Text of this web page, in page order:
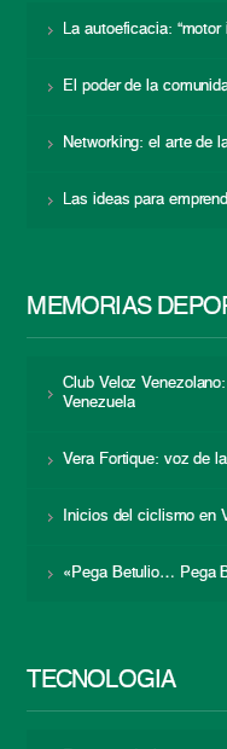
La autoeficacia:
El poder de la
Networking: el arte de
Las ideas para
MEMORIAS
Club Veloz
Venezuela
Vera Fortique: voz de
Inicios del ciclismo en
«Pega Betulio… Pega
TECNOLOGÍA